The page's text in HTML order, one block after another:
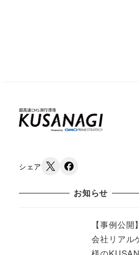
シェア
お知らせ
【事例公開
会社リアル